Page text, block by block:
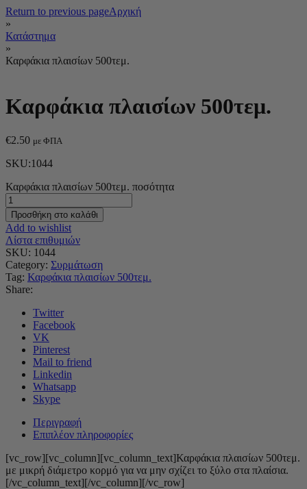
Return to previous pageΑρχική
»
Κατάστημα
»
Καρφάκια πλαισίων 500τεμ.
Καρφάκια πλαισίων 500τεμ.
€2.50 με ΦΠΑ
SKU:1044
Καρφάκια πλαισίων 500τεμ. ποσότητα
Προσθήκη στο καλάθι
Add to wishlist
Λίστα επιθυμιών
SKU: 1044
Category: Συρμάτωση
Tag: Καρφάκια πλαισίων 500τεμ.
Share:
Twitter
Facebook
VK
Pinterest
Mail to friend
Linkedin
Whatsapp
Skype
Περιγραφή
Επιπλέον πληροφορίες
[vc_row][vc_column][vc_column_text]Καρφάκια πλαισίων 500τεμ.
με μικρή διάμετρο κορμό για να μην σχίζει το ξύλο στα πλαίσια.
[/vc_column_text][/vc_column][/vc_row]